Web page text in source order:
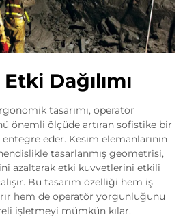
Dağılımı
tasarımı, operatör
önemli ölçüde artıran sofistike bir
eder. Kesim elemanlarının
tasarlanmış geometrisi,
azaltarak etki kuvvetlerini etkili
Bu tasarım özelliği hem iş
hem de operatör yorgunluğunu
işletmeyi mümkün kılar.